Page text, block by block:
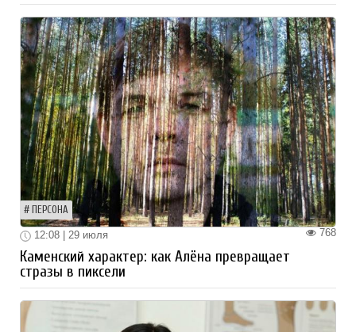
ПЕРСОНА
768
12:08 | 29 июля
Каменский характер: как Алёна превращает
стразы в пиксели